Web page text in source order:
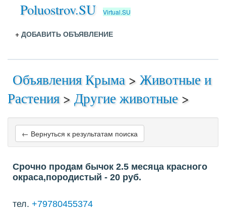
Poluostrov.SU Virtual.SU
+ ДОБАВИТЬ ОБЪЯВЛЕНИЕ
Объявления Крыма > Животные и
Растения > Другие животные>
← Вернуться к результатам поиска
Срочно продам бычок 2.5 месяца красного
окраса,породистый - 20 руб.
тел. +79780455374